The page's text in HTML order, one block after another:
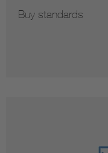
Buy standards